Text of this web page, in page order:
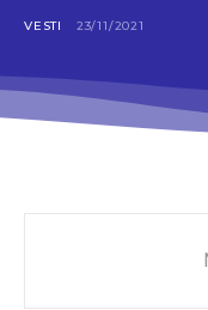
VESTI 23/11/2021